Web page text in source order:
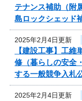
テナンス補助（附
島ロックシェッド
2025年2月4日更新
【建設工事】工
修（暮らしの安全
する一般競争入札
2025年2月4日更新